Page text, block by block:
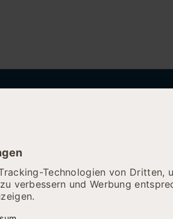
eingeschränkt
schwer zu erreichen. Wir arbeiten